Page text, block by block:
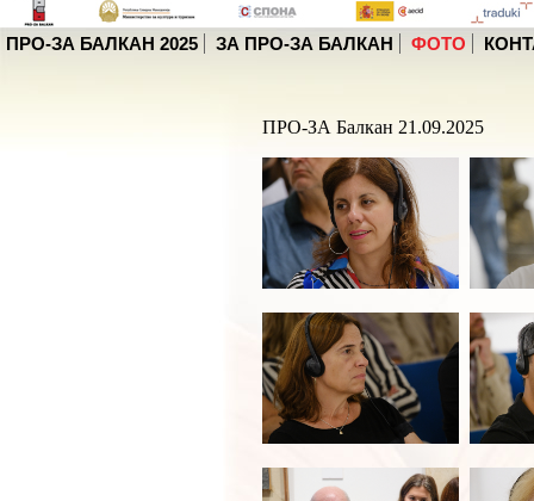
ПРО-ЗА БАЛКАН 2025 ЗА ПРО-ЗА БАЛКАН ФОТО
ПРО-ЗА Балкан 21.09.2025